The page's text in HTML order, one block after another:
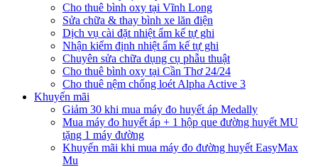
Cho thuê bình oxy tại Vĩnh Long
Sửa chữa & thay bình xe lăn điện
Dịch vụ cài đặt nhiệt ẩm kế tự ghi
Nhận kiểm định nhiệt ẩm kế tự ghi
Chuyên sửa chữa dụng cụ phẫu thuật
Cho thuê bình oxy tại Cần Thơ 24/24
Cho thuê nệm chống loét Alpha Active 3
Khuyến mãi
Giảm 30 khi mua máy đo huyết áp Medally
Mua máy đo huyết áp + 1 hộp que đường huyết MU
tặng 1 máy đường
Khuyến mãi khi mua máy đo đường huyết EasyMax
Mu